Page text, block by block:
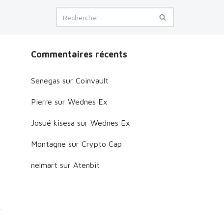
Commentaires récents
Senegas sur Coinvault
Pierre sur Wednes Ex
Josué kisesa sur Wednes Ex
Montagne sur Crypto Cap
nelmart sur Atenbit